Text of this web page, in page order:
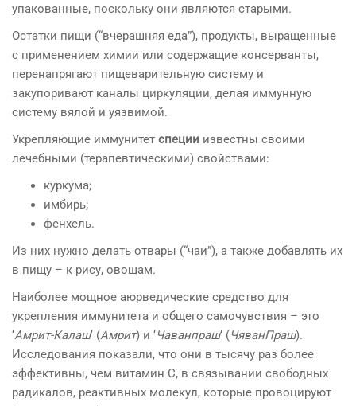
упакованные, поскольку они являются старыми.
Остатки пищи (“вчерашняя еда”), продукты, выращенные
с применением химии или содержащие консерванты,
перенапрягают пищеварительную систему и
закупоривают каналы циркуляции, делая иммунную
систему вялой и уязвимой.
Укрепляющие иммунитет специи известны своими
лечебными (терапевтическими) свойствами:
куркума;
имбирь;
фенхель.
Из них нужно делать отвары (“чаи”), а также добавлять их
в пищу – к рису, овощам.
Наиболее мощное аюрведические средство для
укрепления иммунитета и общего самочувствия – это
‘Амрит-Калаш‘ (Амрит) и ‘Чаванпраш‘ (ЧяванПраш).
Исследования показали, что они в тысячу раз более
эффективны, чем витамин С, в связывании свободных
радикалов, реактивных молекул, которые провоцируют